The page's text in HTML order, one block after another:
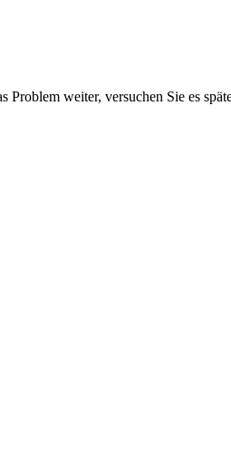
Problem weiter, versuchen Sie es